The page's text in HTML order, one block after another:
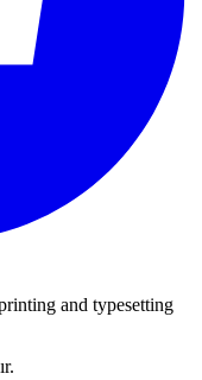
and typesetting